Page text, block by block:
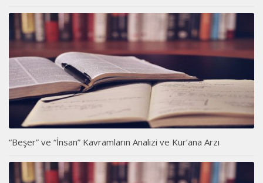
“Beşer” ve “İnsan” Kavramların Analizi ve Kur’ana Arzı